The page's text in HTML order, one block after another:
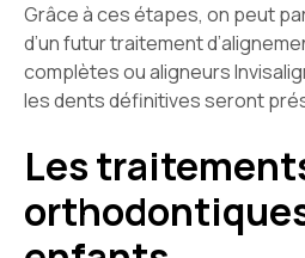
Grâce à ces étapes, on peut
d’un futur traitement
complètes ou aligneurs
les dents définitives seront
Les